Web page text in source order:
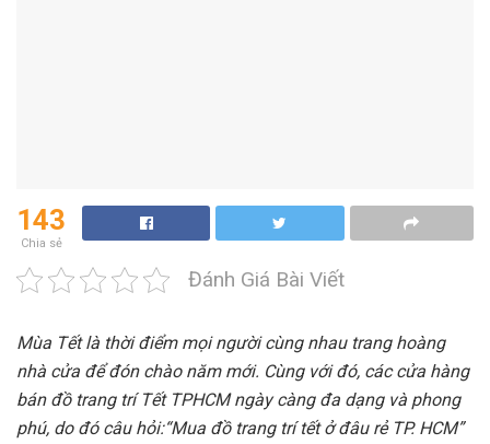
143
Chia sẻ
Đánh Giá Bài Viết
Mùa Tết là thời điểm mọi người cùng nhau trang hoàng
nhà cửa để đón chào năm mới. Cùng với đó, các cửa hàng
bán đồ trang trí Tết TPHCM ngày càng đa dạng và phong
phú, do đó câu hỏi:“Mua đồ trang trí tết ở đâu rẻ TP. HCM”